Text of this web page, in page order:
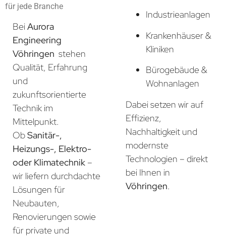
für jede Branche
BeiAurora
Engineering
Vöhringen stehen
Qualität, Erfahrung
und
zukunftsorientierte
Technik im
Mittelpunkt.
ObSanitär-,
Heizungs-, Elektro-
oder Klimatechnik –
wir liefern durchdachte
Lösungen für
Neubauten,
Renovierungen sowie
für private und
Industrieanlagen
Krankenhäuser &
Kliniken
Bürogebäude &
Wohnanlagen
Dabei setzen wir auf
Effizienz,
Nachhaltigkeit und
modernste
Technologien – direkt
bei Ihnen in
Vöhringen.